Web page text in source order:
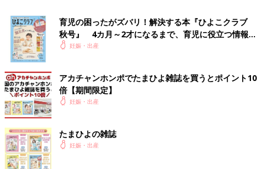
育児の困ったがズバリ！解決する本『ひよこクラブ
秋号』 4カ月～2才になるまで、育児に役立つ情報が
いっぱい！
妊娠・出産
アカチャンホンポでたまひよ雑誌を買うとポイント10
倍【期間限定】
妊娠・出産
たまひよの雑誌
妊娠・出産